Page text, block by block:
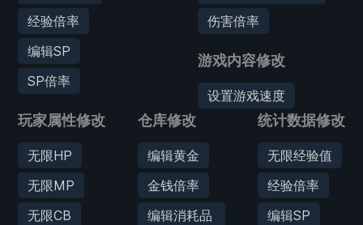
经验倍率
编辑SP
SP倍率
伤害倍率
游戏内容修改
设置游戏速度
玩家属性修改
无限HP
无限MP
无限CB
仓库修改
编辑黄金
金钱倍率
编辑消耗品
统计数据修改
无限经验值
经验倍率
编辑SP